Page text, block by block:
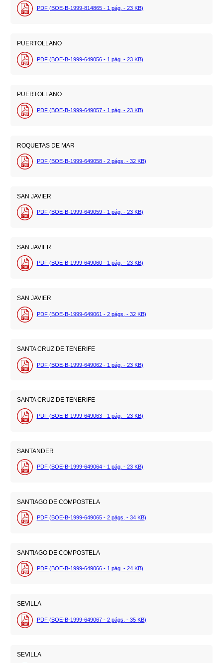
PDF (BOE-B-1999-814865 - 1 pág. - 23 KB)
PUERTOLLANO
PDF (BOE-B-1999-649056 - 1 pág. - 23 KB)
PUERTOLLANO
PDF (BOE-B-1999-649057 - 1 pág. - 23 KB)
ROQUETAS DE MAR
PDF (BOE-B-1999-649058 - 2 págs. - 32 KB)
SAN JAVIER
PDF (BOE-B-1999-649059 - 1 pág. - 23 KB)
SAN JAVIER
PDF (BOE-B-1999-649060 - 1 pág. - 23 KB)
SAN JAVIER
PDF (BOE-B-1999-649061 - 2 págs. - 32 KB)
SANTA CRUZ DE TENERIFE
PDF (BOE-B-1999-649062 - 1 pág. - 23 KB)
SANTA CRUZ DE TENERIFE
PDF (BOE-B-1999-649063 - 1 pág. - 23 KB)
SANTANDER
PDF (BOE-B-1999-649064 - 1 pág. - 23 KB)
SANTIAGO DE COMPOSTELA
PDF (BOE-B-1999-649065 - 2 págs. - 34 KB)
SANTIAGO DE COMPOSTELA
PDF (BOE-B-1999-649066 - 1 pág. - 24 KB)
SEVILLA
PDF (BOE-B-1999-649067 - 2 págs. - 35 KB)
SEVILLA